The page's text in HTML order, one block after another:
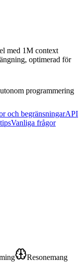
med 1M context
optimerad för
programmering
och begränsningarAPI
Vanliga frågor
Resonemang